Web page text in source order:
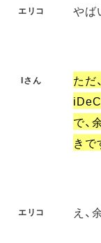
エリコ や
Iさん
ただ
で、
きで
エリコ え、